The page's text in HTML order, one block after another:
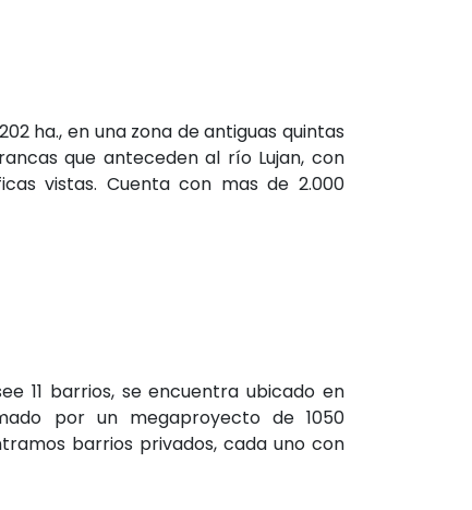
ha., en una zona de antiguas quintas
que anteceden al río Lujan, con
vistas. Cuenta con mas de 2.000
11 barrios, se encuentra ubicado en
por un megaproyecto de 1050
barrios privados, cada uno con